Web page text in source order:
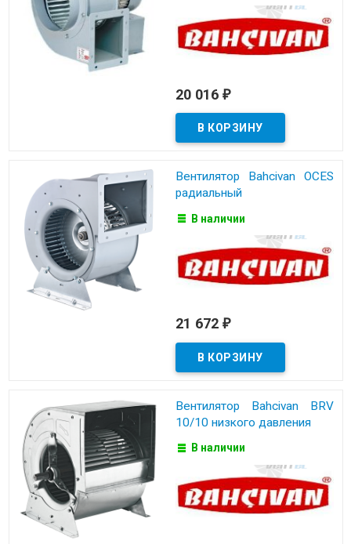
20 016 ₽
Вентилятор Bahcivan OCES
радиальный
В наличии
21 672 ₽
Вентилятор Bahcivan BRV
10/10 низкого давления
В наличии